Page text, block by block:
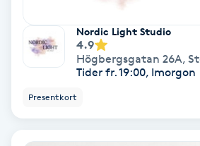
Nagelförlängning silke
Nagelförstärkning
Nordic Light Studio
4.9
Högbergsgatan 26A,
Tider fr. 19:00, Imorgon
Presentkort